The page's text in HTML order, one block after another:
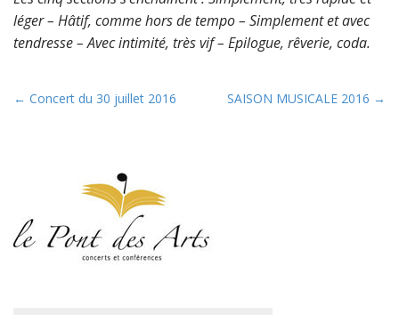
léger – Hâtif, comme hors de tempo – Simplement et avec
tendresse – Avec intimité, très vif – Epilogue, rêverie, coda.
P
v
← Concert du 30 juillet 2016 SAISON MUSICALE 2016 →